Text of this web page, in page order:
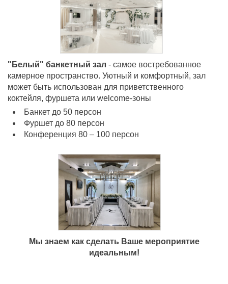
"Белый" банкетный зал - самое востребованное
камерное пространство. Уютный и комфортный, зал
может быть использован для приветственного
коктейля, фуршета или welcome-зоны
Банкет до 50 персон
Фуршет до 80 персон
Конференция 80 – 100 персон
Мы знаем как сделать Ваше мероприятие
идеальным!